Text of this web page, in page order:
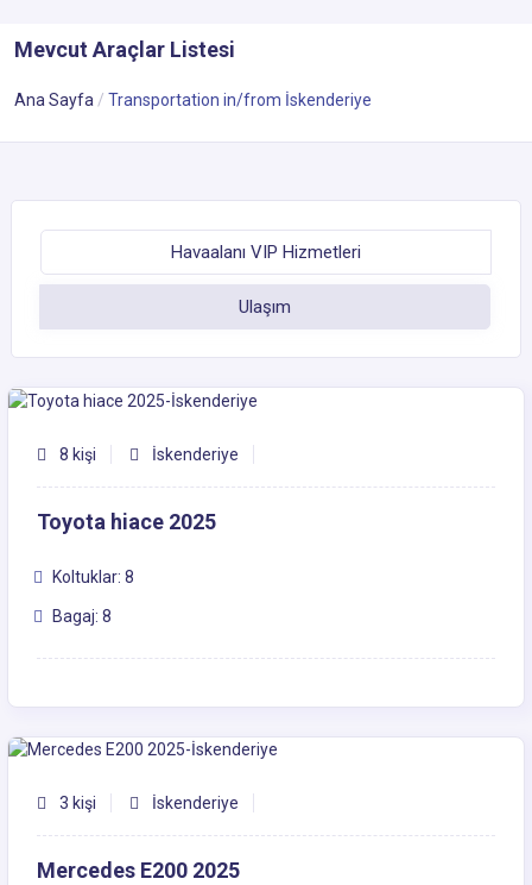
Mevcut Araçlar Listesi
Ana Sayfa Transportation in/from İskenderiye
Havaalanı VIP Hizmetleri
Ulaşım
8 kişi İskenderiye
Toyota hiace 2025
Koltuklar: 8
Bagaj: 8
3 kişi İskenderiye
Mercedes E200 2025